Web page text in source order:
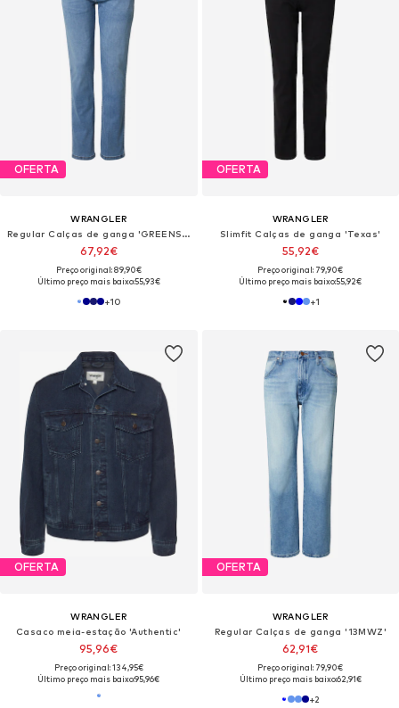
OFERTA
WRANGLER
Regular Calças de ganga 'GREENSBORO'
67,92€
Preço original: 89,90€
Último preço mais baixo:55,93€
+10
OFERTA
WRANGLER
Slimfit Calças de ganga 'Texas'
55,92€
Preço original: 79,90€
Último preço mais baixo:55,92€
+1
OFERTA
WRANGLER
Casaco meia-estação 'Authentic'
95,96€
Preço original: 134,95€
Último preço mais baixo:95,96€
OFERTA
WRANGLER
Regular Calças de ganga '13MWZ'
62,91€
Preço original: 79,90€
Último preço mais baixo:62,91€
+2